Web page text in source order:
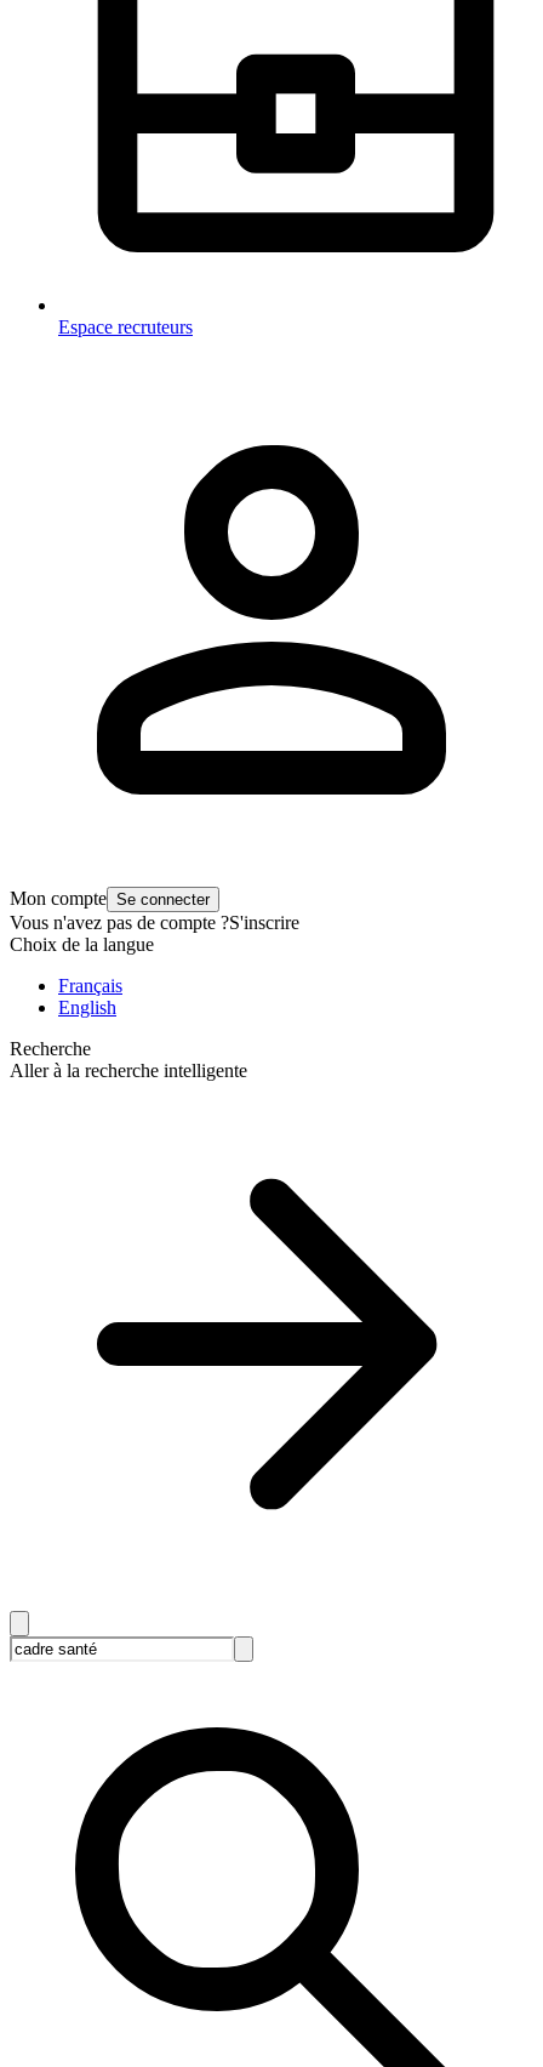
Espace recruteurs
Mon compte Se connecter
Vous n'avez pas de compte ?S'inscrire
Choix de la langue
Français
English
Recherche
Aller à la recherche intelligente